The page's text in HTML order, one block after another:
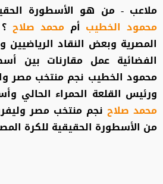
ملاعب - من هو الأسطورة
محمود الخطيب أم محمد صلاح
المصرية وبعض النقاد الرياضيين
الفضائية عمل مقارنات بين
محمود الخطيب نجم منتخب مصر
ورئيس القلعة الحمراء الحالي
محمد صلاح نجم منتخب مصر
من الأسطورة الحقيقية للكرة